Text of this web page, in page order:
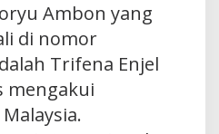
Ambon yang
di nomor
Trifena Enjel
mengakui